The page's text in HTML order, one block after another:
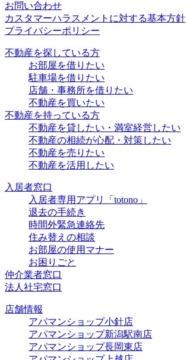
お問い合わせ
カスタマーハラスメントに対する基本方針
プライバシーポリシー
不動産を探している方
お部屋を借りたい
駐車場を借りたい
店舗・事務所を借りたい
不動産を買いたい
不動産を持っている方
不動産を貸したい・満室経営したい
不動産の相続が心配・対策したい
不動産を売りたい
不動産を活用したい
入居者窓口
入居者専用アプリ「totono」
退去の手続き
時間外緊急連絡先
住み替えの相談
お部屋の使用マナー
お困りごと
仲介業者窓口
法人社宅窓口
店舗情報
アパマンショップ小針店
アパマンショップ新潟駅南店
アパマンショップ長岡東店